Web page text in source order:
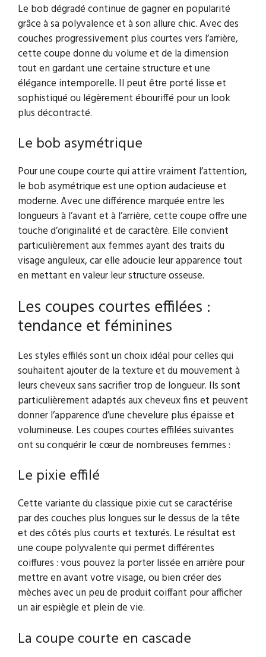
Le bob dégradé continue de gagner en popularité
grâce à sa polyvalence et à son allure chic. Avec des
couches progressivement plus courtes vers l’arrière,
cette coupe donne du volume et de la dimension
tout en gardant une certaine structure et une
élégance intemporelle. Il peut être porté lisse et
sophistiqué ou légèrement ébouriffé pour un look
plus décontracté.
Le bob asymétrique
Pour une coupe courte qui attire vraiment l’attention,
le bob asymétrique est une option audacieuse et
moderne. Avec une différence marquée entre les
longueurs à l’avant et à l’arrière, cette coupe offre une
touche d’originalité et de caractère. Elle convient
particulièrement aux femmes ayant des traits du
visage anguleux, car elle adoucie leur apparence tout
en mettant en valeur leur structure osseuse.
Les coupes courtes effilées :
tendance et féminines
Les styles effilés sont un choix idéal pour celles qui
souhaitent ajouter de la texture et du mouvement à
leurs cheveux sans sacrifier trop de longueur. Ils sont
particulièrement adaptés aux cheveux fins et peuvent
donner l’apparence d’une chevelure plus épaisse et
volumineuse. Les coupes courtes effilées suivantes
ont su conquérir le cœur de nombreuses femmes :
Le pixie effilé
Cette variante du classique pixie cut se caractérise
par des couches plus longues sur le dessus de la tête
et des côtés plus courts et texturés. Le résultat est
une coupe polyvalente qui permet différentes
coiffures : vous pouvez la porter lissée en arrière pour
mettre en avant votre visage, ou bien créer des
mèches avec un peu de produit coiffant pour afficher
un air espiègle et plein de vie.
La coupe courte en cascade